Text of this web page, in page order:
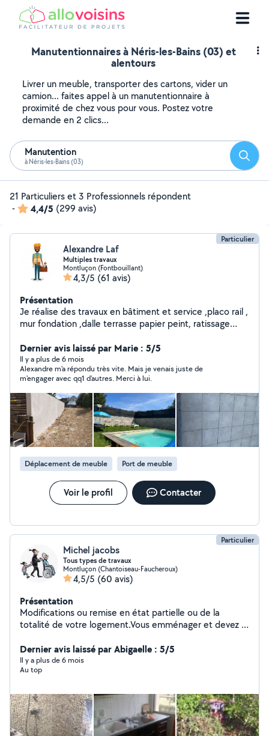
Manutentionnaires à Néris-les-Bains (03) et
alentours
Livrer un meuble, transporter des cartons, vider un
camion... faites appel à un manutentionnaire à
proximité de chez vous pour vous. Postez votre
demande en 2 clics...
Manutention
à Néris-les-Bains (03)
21 Particuliers et 3 Professionnels répondent
-
4,4/5 (299 avis)
Particulier
Alexandre Laf
Multiples travaux
Montluçon (Fontbouillant)
4,3/5 (61 avis)
Présentation
Je réalise des travaux en bâtiment et service ,placo rail ,
mur fondation ,dalle terrasse papier peint, ratissage
réparation auto tonte pelouse taille haie ménage pose
fenêtre ext .. à la demande du client
Dernier avis laissé par Marie : 5/5
Il y a plus de 6 mois
Alexandre m'a répondu très vite. Mais je venais juste de
m'engager avec qq1 d'autres. Merci à lui.
Déplacement de meuble Port de meuble
Voir le profil Contacter
Particulier
Michel jacobs
Tous types de travaux
Montluçon (Chantoiseau-Faucheroux)
4,5/5 (60 avis)
Présentation
Modifications ou remise en état partielle ou de la
totalité de votre logement.Vous emménager et devez :
calicots, enduits, tapisserie, peinture et plein autre
chose Demandé je réponds à toutes vos demandes
Dernier avis laissé par Abigaelle : 5/5
Il y a plus de 6 mois
Au top